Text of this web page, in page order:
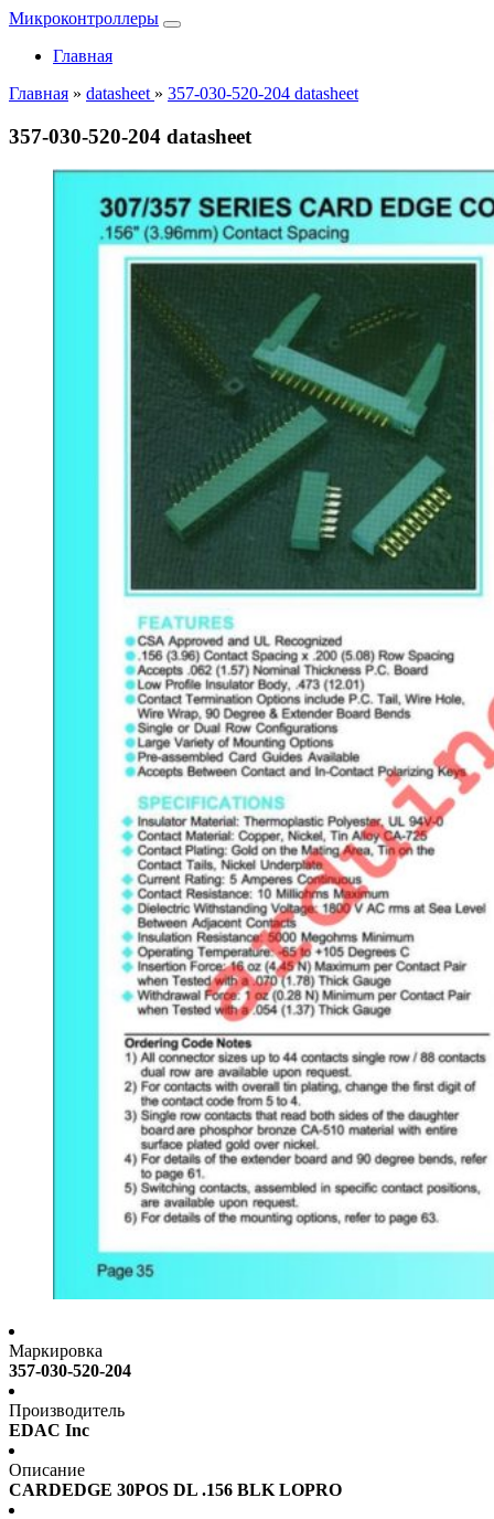
Микроконтроллеры
Главная
Главная » datasheet » 357-030-520-204 datasheet
357-030-520-204 datasheet
Маркировка
357-030-520-204
Производитель
EDAC Inc
Описание
CARDEDGE 30POS DL .156 BLK LOPRO